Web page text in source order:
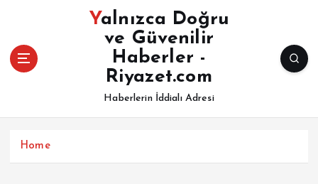
Yalnızca Doğru
ve Güvenilir
Haberler -
Riyazet.com
Haberlerin İddialı Adresi
Home